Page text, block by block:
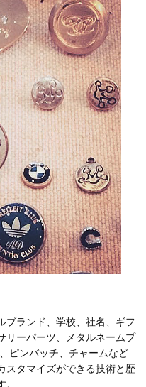
ブランド、学校、社名、ギフ
リーパーツ、メタルネームプ
ピンバッチ、チャームなど
スタマイズができる技術と歴